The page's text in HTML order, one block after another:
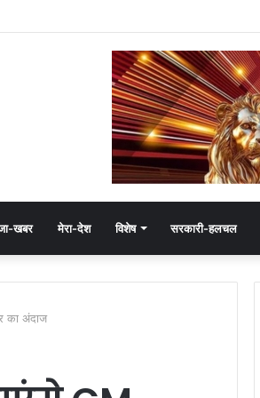
जीते
खबर मेरा-देश विशेष सरकारी-हलचल
का अंदाज